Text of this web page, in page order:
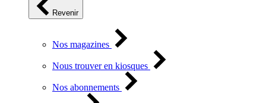
Revenir
Nos magazines
Nous trouver en kiosques
Nos abonnements